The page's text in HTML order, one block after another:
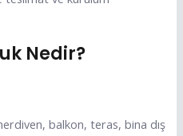
Nedir?
balkon, teras, bina dış